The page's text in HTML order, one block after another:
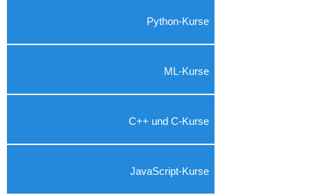
Python-Kurse
ML-Kurse
C++ und C-Kurse
JavaScript-Kurse